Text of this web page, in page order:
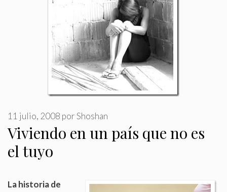
Viviendo en un país que no es
el tuyo
11 julio, 2008 porShoshan
La historia de